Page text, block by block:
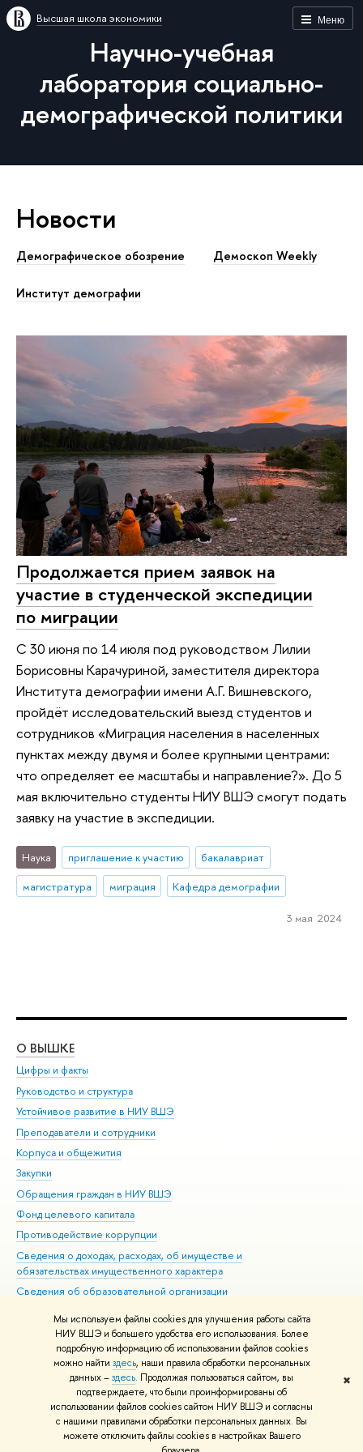
Мы используем файлы cookies для улучшения работы сайта
НИУ ВШЭ и большего удобства его использования. Более
подробную информацию об использовании файлов cookies
можно найти здесь, наши правила обработки персональных
данных –здесь. Продолжая пользоваться сайтом, вы
подтверждаете, что были проинформированы об
использовании файлов cookies сайтом НИУ ВШЭ и согласны
с нашими правилами обработки персональных данных. Вы
можете отключить файлы cookies в настройках Вашего
✖
Меню
Высшая школа экономики
Научно-учебная
лаборатория социально-
демографической политики
Новости
Демографическое обозрение Демоскоп Weekly
Институт демографии
Продолжается прием заявок на
участие в студенческой экспедиции
по миграции
С 30 июня по 14 июля под руководством Лилии
Борисовны Карачуриной, заместителя директора
Института демографии имени А.Г. Вишневского,
пройдёт исследовательский выезд студентов и
сотрудников «Миграция населения в населенных
пунктах между двумя и более крупными центрами:
что определяет ее масштабы и направление?». До 5
мая включительно студенты НИУ ВШЭ смогут подать
заявку на участие в экспедиции.
Наука приглашение к участию
бакалавриат
магистратура
миграция Кафедра демографии
3 мая 2024
О ВЫШКЕ
Цифры и факты
Руководство и структура
Устойчивое развитие в НИУ ВШЭ
Преподаватели и сотрудники
Корпуса и общежития
Закупки
Обращения граждан в НИУ ВШЭ
Фонд целевого капитала
Противодействие коррупции
Сведения о доходах, расходах, об имуществе и
обязательствах имущественного характера
Сведения об образовательной организации
Людям с ограниченными возможностями здоровья
Единая платежная страница
Работа в Вышке
© НИУ ВШЭ 1993–2026 Адреса и контакты Условия использования
материалов Политика конфиденциальности Карта сайта
Шрифты HSE Sans и HSE Slab разработаны вШколе дизайна НИУ ВШЭ